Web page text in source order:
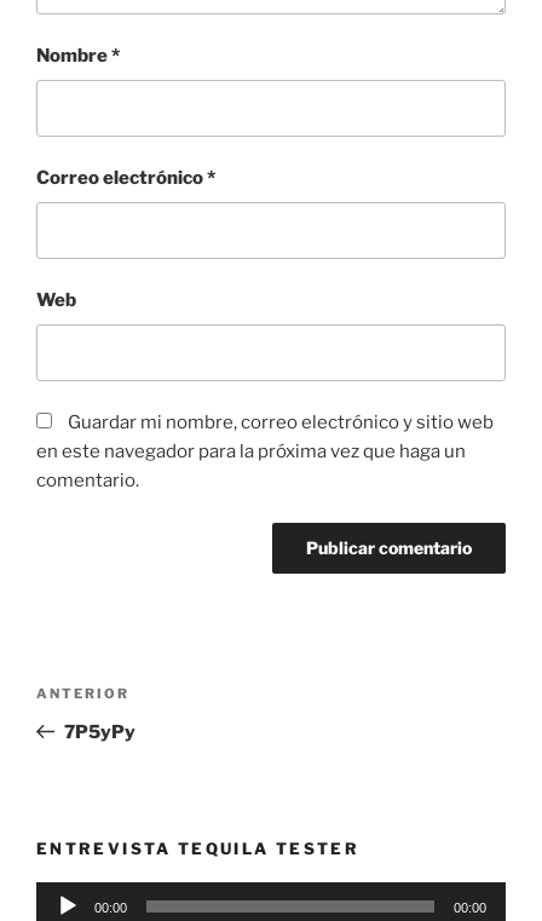
Nombre*
Correo electrónico*
Web
Guardar mi nombre, correo electrónico y sitio web
en este navegador para la próxima vez que haga un
comentario.
entradas
Entrada
anterior:
ANTERIOR
7P5yPy
ENTREVISTA TEQUILA TESTER
Reproductor
00:00 00:00